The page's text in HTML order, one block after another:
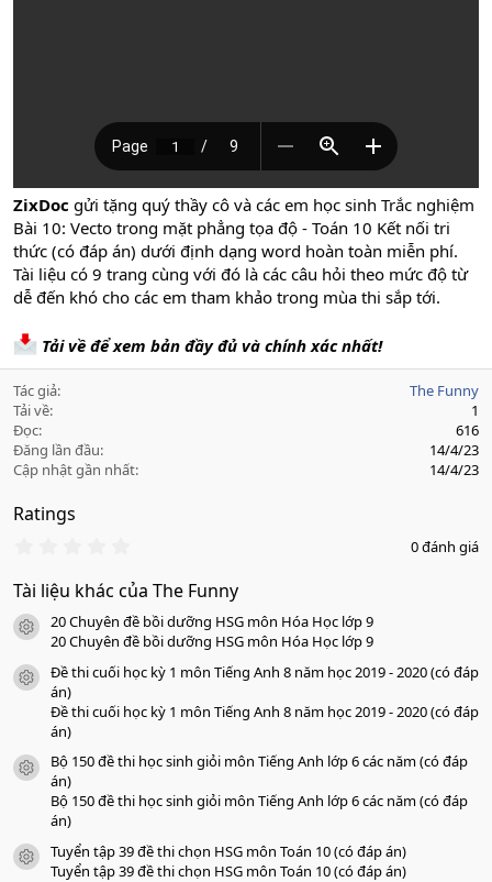
ZixDoc gửi tặng quý thầy cô và các em học sinh Trắc nghiệm
Bài 10: Vecto trong mặt phẳng tọa độ - Toán 10 Kết nối tri
thức (có đáp án) dưới định dạng word hoàn toàn miễn phí.
Tài liệu có 9 trang cùng với đó là các câu hỏi theo mức độ từ
dễ đến khó cho các em tham khảo trong mùa thi sắp tới.
Tải về để xem bản đầy đủ và chính xác nhất!
Tác giả
The Funny
Tải về
1
Đọc
616
Đăng lần đầu
14/4/23
Cập nhật gần nhất
14/4/23
Ratings
0
0
s
a
o
0 đánh giá
Tài liệu khác của The Funny
icon tài liệu
20 Chuyên đề bồi dưỡng HSG môn Hóa Học lớp 9
20 Chuyên đề bồi dưỡng HSG môn Hóa Học lớp 9
icon tài liệu
Đề thi cuối học kỳ 1 môn Tiếng Anh 8 năm học 2019 - 2020 (có đáp
án)
Đề thi cuối học kỳ 1 môn Tiếng Anh 8 năm học 2019 - 2020 (có đáp
án)
icon tài liệu
Bộ 150 đề thi học sinh giỏi môn Tiếng Anh lớp 6 các năm (có đáp
án)
Bộ 150 đề thi học sinh giỏi môn Tiếng Anh lớp 6 các năm (có đáp
án)
icon tài liệu
Tuyển tập 39 đề thi chọn HSG môn Toán 10 (có đáp án)
Tuyển tập 39 đề thi chọn HSG môn Toán 10 (có đáp án)